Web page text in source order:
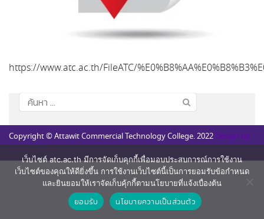
https://www.atc.ac.th/FileATC/
ค้นหา
สำหรับ:
Copyright © Attawit Commercial Technology College. 2022 Design by
เว็บไซต์ atc.ac.th มีการจัดเก็บคุกกี้เพื่อมอบประสบการณ์การใช้งาน
เว็บไซต์ของคุณให้ดียิ่งขึ้น การใช้งานเว็บไซต์นี้เป็นการยอมรับข้อกำหนด
และยินยอมให้เราจัดเก็บคุ้กกี้ตามนโยบายที่แจ้งเบื่องต้น
ยอมรับ นโยบายความเป็นส่วนตัว